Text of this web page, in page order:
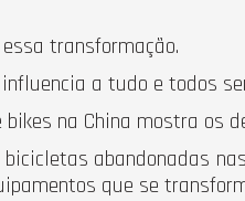
transformação.
a tudo e todos
na China mostra os
abandonadas
que se